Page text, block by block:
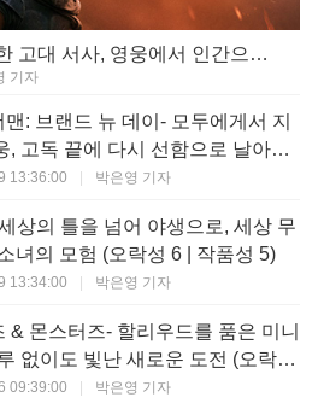
오디세이- IMAX로 부활한 고대 서사, 영웅에서 인간으로의 귀환 (오락성 9 | 작품성 9)
기자
: 브랜드 뉴 데이- 모두에게서 지
, 고독 끝에 다시 선함으로 날아오
성 8 | 작품성 8)
13:36:00 박은영 기자
상의 틀을 넘어 야생으로, 세상 무
녀의 모험 (오락성 6 | 작품성 5)
13:34:00 박은영 기자
& 몬스터즈- 할리우드를 품은 미니
이도 빛난 새로운 도전 (오락성
6)
09:39:00 박은영 기자